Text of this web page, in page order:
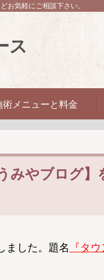
お気軽にご相談下さい。
ス
術メニューと料金
みやブログ】
ました。題名
『タ